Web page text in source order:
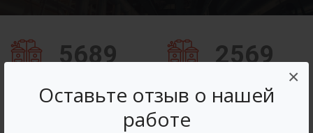
Оставьте отзыв о нашей
работе
×
5689 2569